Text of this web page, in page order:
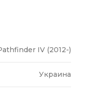
IV (2012-)
Украина